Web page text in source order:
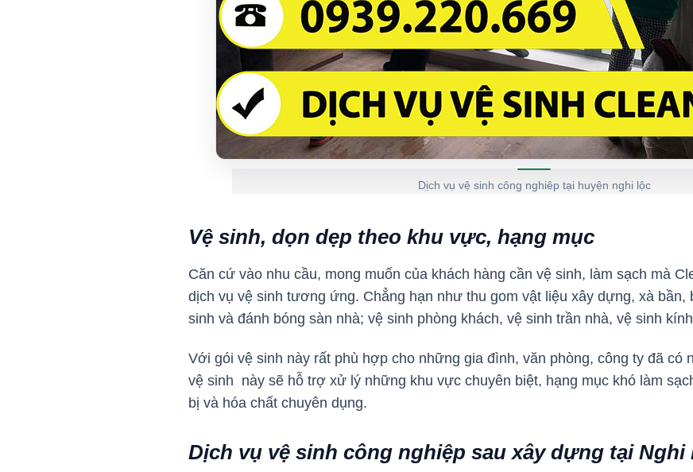
Dịch vụ vệ sinh công nghiêp tại huyện nghi lộc
Vệ sinh, dọn dẹp theo khu vực, hạng mục
Căn cứ vào nhu cầu, mong muốn của khách hàng cần vệ sinh, làm sạch mà
dịch vụ vệ sinh tương ứng. Chẳng hạn như thu gom vật liệu xây dựng, xà bần,
sinh và đánh bóng sàn nhà; vệ sinh phòng khách, vệ sinh trần nhà, vệ sinh
Với gói vệ sinh này rất phù hợp cho những gia đình, văn phòng, công ty đã có
vệ sinh này sẽ hỗ trợ xử lý những khu vực chuyên biệt, hạng mục khó làm
bị và hóa chất chuyên dụng.
Dịch vụ vệ sinh công nghiệp sau xây dựng tại